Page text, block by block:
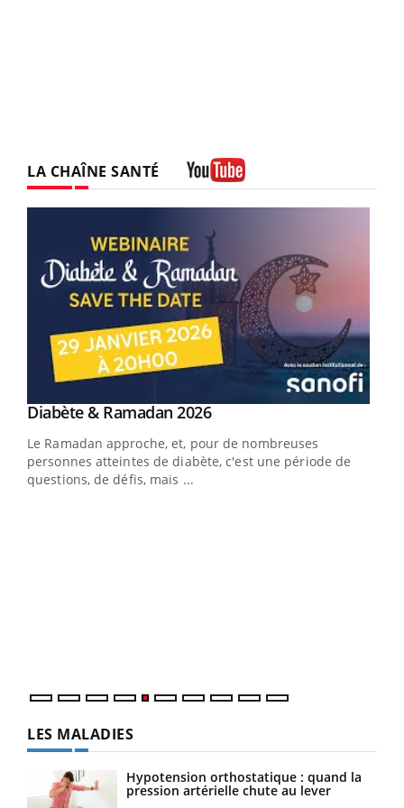
LA CHAÎNE SANTÉ
Youtube
Diabète & Ramadan 2026Youtube
Le Ramadan approche, et, pour de nombreuses
personnes atteintes de diabète, c'est une période de
questions, de défis, mais ...
LES MALADIES
Hypotension orthostatique : quand la
pression artérielle chute au lever